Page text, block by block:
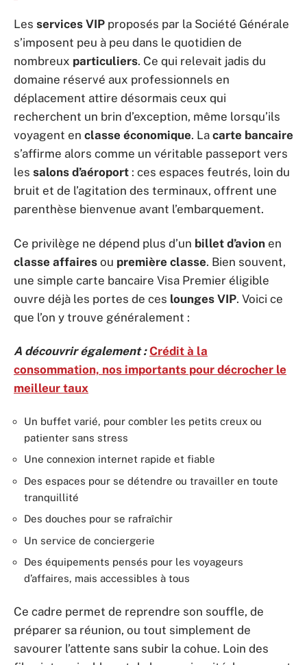
Les services VIP proposés par la Société Générale
s’imposent peu à peu dans le quotidien de
nombreux particuliers. Ce qui relevait jadis du
domaine réservé aux professionnels en
déplacement attire désormais ceux qui
recherchent un brin d’exception, même lorsqu’ils
voyagent en classe économique. La carte bancaire
s’affirme alors comme un véritable passeport vers
les salons d’aéroport : ces espaces feutrés, loin du
bruit et de l’agitation des terminaux, offrent une
parenthèse bienvenue avant l’embarquement.
Ce privilège ne dépend plus d’un billet d’avion en
classe affaires ou première classe. Bien souvent,
une simple carte bancaire Visa Premier éligible
ouvre déjà les portes de ces lounges VIP. Voici ce
que l’on y trouve généralement :
A découvrir également : Crédit à la
consommation, nos importants pour décrocher le
meilleur taux
Un buffet varié, pour combler les petits creux ou
patienter sans stress
Une connexion internet rapide et fiable
Des espaces pour se détendre ou travailler en toute
tranquillité
Des douches pour se rafraîchir
Un service de conciergerie
Des équipements pensés pour les voyageurs
d’affaires, mais accessibles à tous
Ce cadre permet de reprendre son souffle, de
préparer sa réunion, ou tout simplement de
savourer l’attente sans subir la cohue. Loin des